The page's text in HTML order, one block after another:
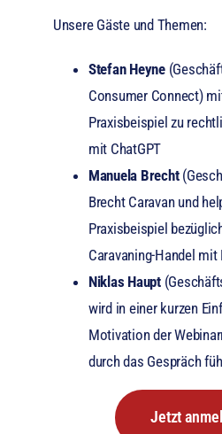
Unsere Gäste und Themen:
Stefan Heyne
Consumer Connect)
Praxisbeispiel zu
mit ChatGPT
Manuela Brecht
Brecht Caravan und
Praxisbeispiel
Caravaning-Handel mit
Niklas Haupt
wird in einer kurzen
Motivation der
durch das Gespräch
Jetzt